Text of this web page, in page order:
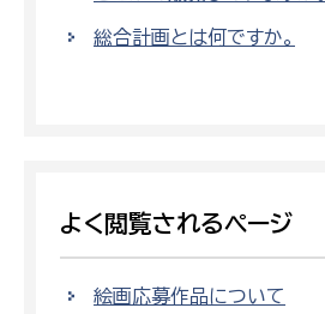
総合計画とは何ですか。
よく閲覧されるページ
絵画応募作品について